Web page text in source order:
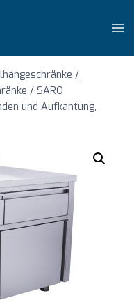
/
/ SARO
und Aufkantung,